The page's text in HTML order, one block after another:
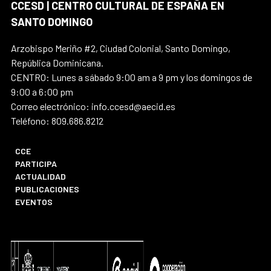
CCESD | CENTRO CULTURAL DE ESPAÑA EN
SANTO DOMINGO
Arzobispo Meriño #2, Ciudad Colonial, Santo Domingo,
República Dominicana.
CENTRO: Lunes a sábado 9:00 am a 9 pm y los domingos de
9:00 a 6:00 pm
Correo electrónico: info.ccesd@aecid.es
Teléfono: 809.686.8212
CCE
PARTICIPA
ACTUALIDAD
PUBLICACIONES
EVENTOS